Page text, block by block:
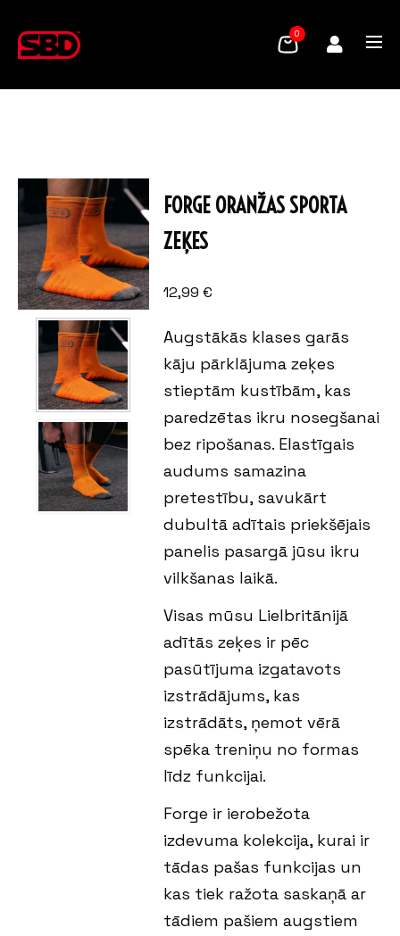
0
FORGE ORANŽAS SPORTA
ZEĶES
12,99€
Augstākās klases garās
kāju pārklājuma zeķes
stieptām kustībām, kas
paredzētas ikru nosegšanai
bez ripošanas. Elastīgais
audums samazina
pretestību, savukārt
dubultā adītais priekšējais
panelis pasargā jūsu ikru
vilkšanas laikā.
Visas mūsu Lielbritānijā
adītās zeķes ir pēc
pasūtījuma izgatavots
izstrādājums, kas
izstrādāts, ņemot vērā
spēka treniņu no formas
līdz funkcijai.
Forge ir ierobežota
izdevuma kolekcija, kurai ir
tādas pašas funkcijas un
kas tiek ražota saskaņā ar
tādiem pašiem augstiem